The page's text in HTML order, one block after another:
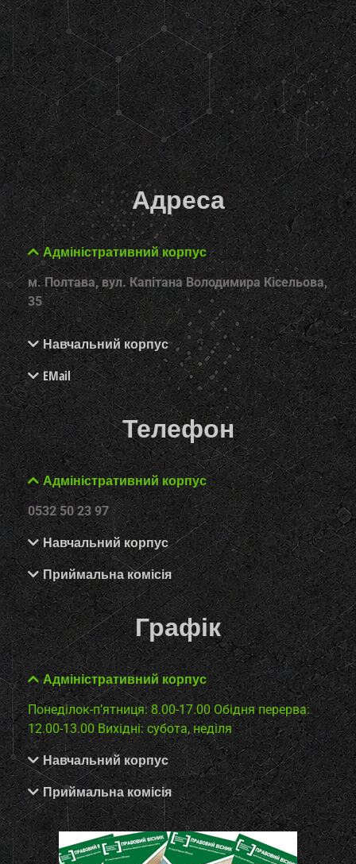
Адреса
Адміністративний корпус
м. Полтава, вул. Капітана Володимира Кісельова,
35
Навчальний корпус
EMail
Телефон
Адміністративний корпус
0532 50 23 97
Навчальний корпус
Приймальна комісія
Графік
Адміністративний корпус
Понеділок-п’ятниця: 8.00-17.00 Обідня перерва:
12.00-13.00 Вихідні: субота, неділя
Навчальний корпус
Приймальна комісія